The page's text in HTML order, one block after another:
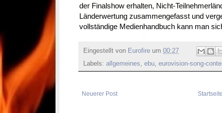
der Finalshow erhalten, Nicht-
Länderwertung zusammengefasst und
vollständige Medienhandbuch kann man
Eingestellt von Eurofire um 00:27
Labels: allgemeines, ebu, eurovision-song-
Neuerer Post